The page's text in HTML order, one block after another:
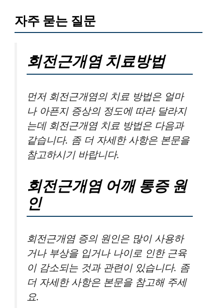
자주 묻는 질문
회전근개염 치료방법
먼저 회전근개염의 치료 방법은 얼마
나 아픈지 증상의 정도에 따라 달라지
는데 회전근개염 치료 방법은 다음과
같습니다. 좀 더 자세한 사항은 본문을
참고하시기 바랍니다.
회전근개염 어깨 통증 원
인
회전근개염 증의 원인은 많이 사용하
거나 부상을 입거나 나이로 인한 근육
이 감소되는 것과 관련이 있습니다. 좀
더 자세한 사항은 본문을 참고해 주세
요.